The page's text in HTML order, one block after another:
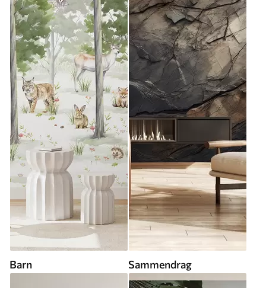
Barn Sammendrag